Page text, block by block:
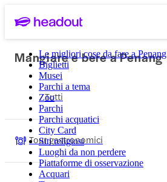
Le migliori cose da fare a Penang
Biglietti
Musei
Parchi a tema
Zoo
Parchi
Parchi acquatici
City Card
Siti religiosi
Luoghi da non perdere
Piattaforme di osservazione
Acquari
Mangiare e bere a Penang
Tutti
Tour gastronomici